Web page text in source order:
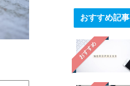
おすすめ記事
おすすめ